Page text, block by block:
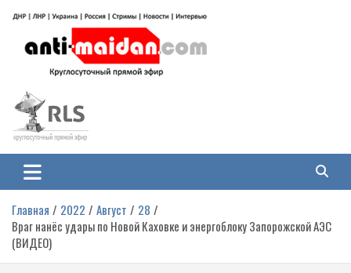
содержимому
Антимайдан: Гражданская война
на Украине
гражданской войне на Украине, включая события в Новороссии, ДНР,
ЛНР и других регионах.
Главная 2022 Август
28
Враг нанёс удары по Новой Каховке и энергоблоку Запорожской АЭС
(ВИДЕО)